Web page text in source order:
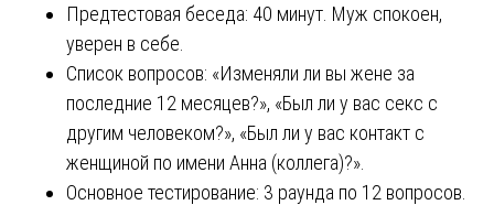
Предтестовая беседа: 40 минут. Муж спокоен,
уверен в себе.
Список вопросов: «Изменяли ли вы жене за
последние 12 месяцев?», «Был ли у вас секс с
другим человеком?», «Был ли у вас контакт с
женщиной по имени Анна (коллега)?».
Основное тестирование: 3 раунда по 12 вопросов.